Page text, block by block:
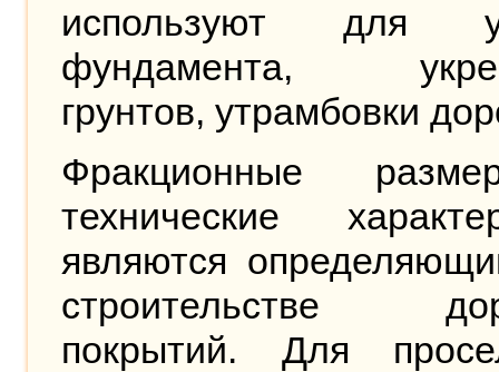
используют для
фундамента,
грунтов, утрамбовки
Фракционные
технические
являются
строительстве
покрытий. Для